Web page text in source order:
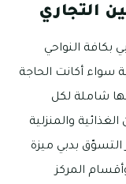
التجاري
بكافة النواحي
سواء أكانت الحاجة
شاملة لكل
والمنزلية
التسوّق بدبي ميزة
المركز